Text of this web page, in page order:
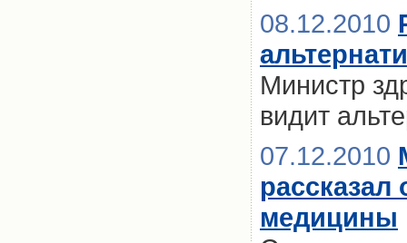
08.12.2010
Министр
видит
07.12.2010
медицины